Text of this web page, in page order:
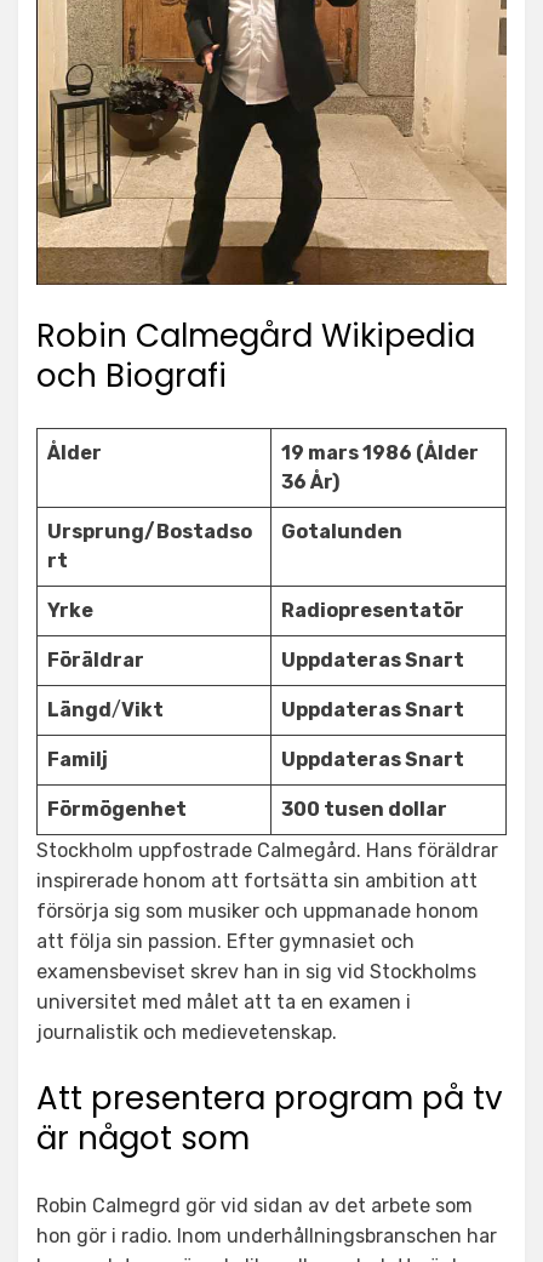
Robin Calmegård Wikipedia
och Biografi
Ålder
19 mars 1986 (Ålder
36 År)
Ursprung/Bostadso
rt
Gotalunden
Yrke Radiopresentatör
Föräldrar Uppdateras Snart
Längd/Vikt Uppdateras Snart
Familj Uppdateras Snart
Förmögenhet
300 tusen dollar
Stockholm uppfostrade Calmegård. Hans föräldrar
inspirerade honom att fortsätta sin ambition att
försörja sig som musiker och uppmanade honom
att följa sin passion. Efter gymnasiet och
examensbeviset skrev han in sig vid Stockholms
universitet med målet att ta en examen i
journalistik och medievetenskap.
Att presentera program på tv
är något som
Robin Calmegrd gör vid sidan av det arbete som
hon gör i radio. Inom underhållningsbranschen har